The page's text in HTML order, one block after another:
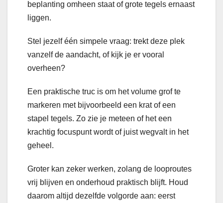
beplanting omheen staat of grote tegels ernaast
liggen.
Stel jezelf één simpele vraag: trekt deze plek
vanzelf de aandacht, of kijk je er vooral
overheen?
Een praktische truc is om het volume grof te
markeren met bijvoorbeeld een krat of een
stapel tegels. Zo zie je meteen of het een
krachtig focuspunt wordt of juist wegvalt in het
geheel.
Groter kan zeker werken, zolang de looproutes
vrij blijven en onderhoud praktisch blijft. Houd
daarom altijd dezelfde volgorde aan: eerst